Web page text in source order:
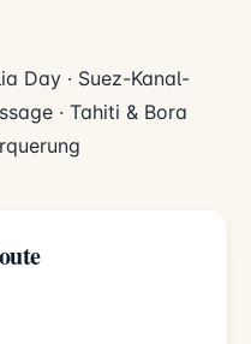
Day · Suez-Kanal-
· Tahiti & Bora